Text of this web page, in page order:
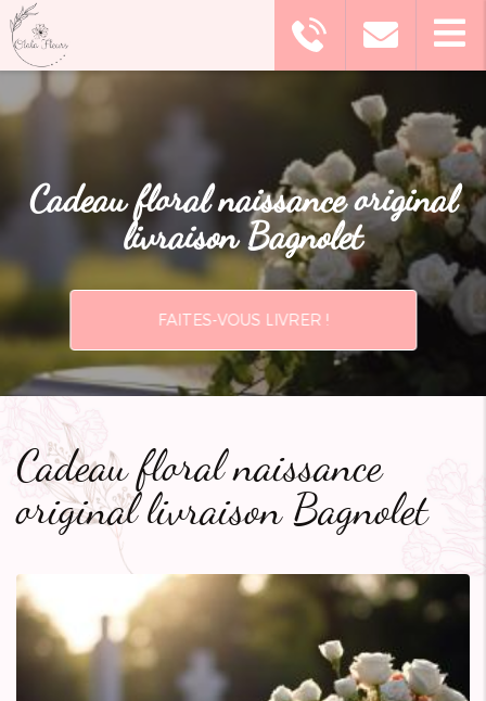
Cadeau floral naissance original
livraison Bagnolet
FAITES-VOUS LIVRER !
Cadeau floral naissance
original livraison Bagnolet